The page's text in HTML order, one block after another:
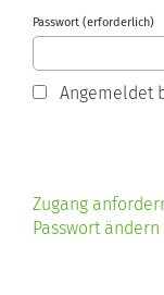
Passwort (erforderlich)
Angemeldet
Zugang
Passwort ändern